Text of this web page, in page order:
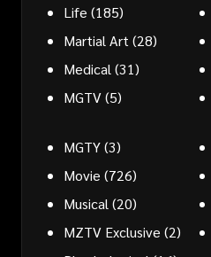
Life (185)
Martial Art (28)
Medical (31)
MGTV(5)
MGTY(3)
Movie (726)
Musical (20)
MZTV Exclusive (2)